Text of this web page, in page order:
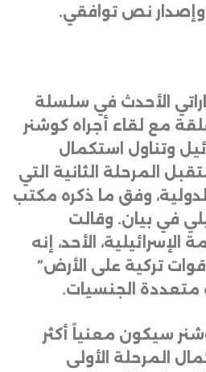
نص توافقي.
الأحدث في سلسلة
مع لقاء أجراه كوشنر
وتناول استكمال
المرحلة الثانية التي
وفق ما ذكره مكتب
في بيان. وقالت
الأحد، إنه
تركية على الأرض”
الجنسيات.
سيكون معنياً أكثر
المرحلة الأولى